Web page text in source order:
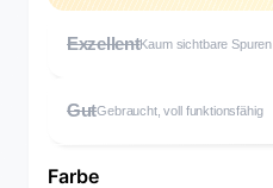
ExzellentKaum sichtbare Spuren
GutGebraucht, voll funktionsfähig
Farbe